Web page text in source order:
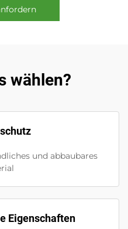
wählen?
und abbaubares
Eigenschaften